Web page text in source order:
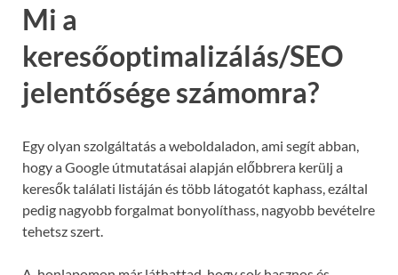
Mi a
keresőoptimalizálás/SEO
jelentősége számomra?
Egy olyan szolgáltatás a weboldaladon, ami segít abban,
hogy a Google útmutatásai alapján előbbrera kerülj a
keresők találati listáján és több látogatót kaphass, ezáltal
pedig nagyobb forgalmat bonyolíthass, nagyobb bevételre
tehetsz szert.